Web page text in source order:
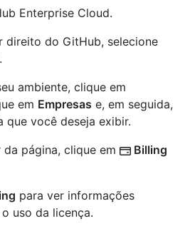
Enterprise Cloud.
direito do GitHub, selecione
ambiente, clique em
em Empresas e, em seguida,
que você deseja exibir.
página, clique em
Billing
para ver informações
uso da licença.